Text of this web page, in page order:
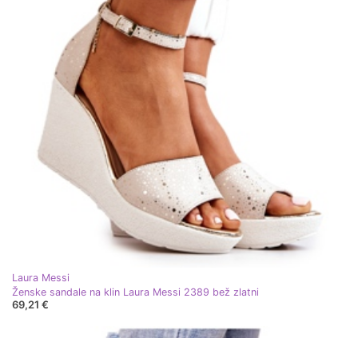
Laura Messi
Ženske sandale na klin Laura Messi 2389 bež zlatni
69,21 €